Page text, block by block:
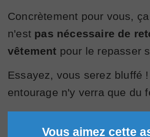
Concrètement pour vous,
n'est pas nécessaire de
vêtement pour le repasser
Essayez, vous serez bluffé
entourage n'y verra que du
Vous aimez cette